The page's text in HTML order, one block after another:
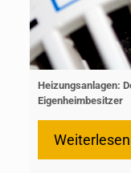
Heizungsanlagen:
Eigenheimbesitzer
Weiterlesen